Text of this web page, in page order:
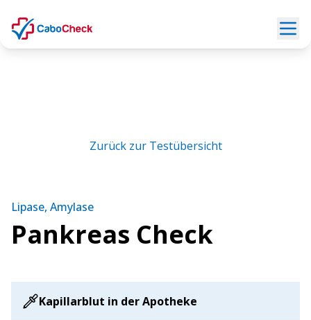
Zurück zur Testübersicht
Lipase, Amylase
Pankreas Check
Kapillarblut in der Apotheke